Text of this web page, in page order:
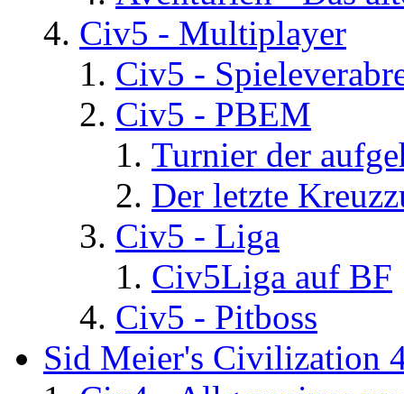
Civ5 - Multiplayer
Civ5 -
Civ5 - PBEM
Turnier der
Der letzte
Civ5 - Liga
Civ5Liga auf BF
Civ5 - Pitboss
Sid Meier's Civilization